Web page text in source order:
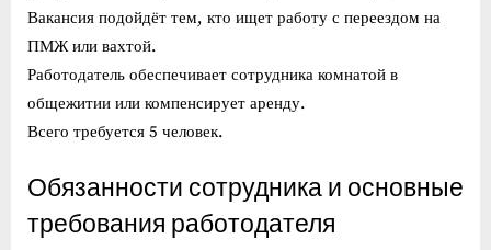
Вакансия подойдёт тем, кто ищет работу с переездом на
ПМЖ или вахтой.
Работодатель обеспечивает сотрудника комнатой в
общежитии или компенсирует аренду.
Всего требуется 5 человек.
Обязанности сотрудника и основные
требования работодателя